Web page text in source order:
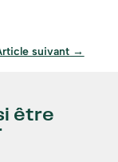
suivant →
être